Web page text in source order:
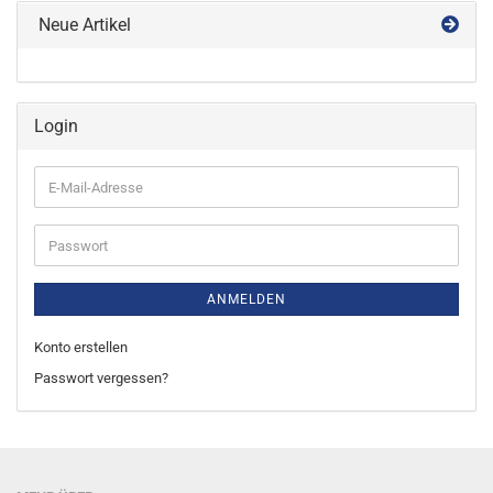
Neue Artikel
Login
E-
Mail-
Adresse
Passwort
ANMELDEN
Konto erstellen
Passwort vergessen?